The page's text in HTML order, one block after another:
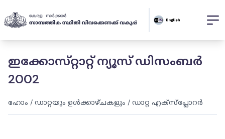
ഇക്കോസ്‌റ്റാറ്റ് ന്യൂസ് ഡിസംബർ
2002
ഹോം / ഡാറ്റയും ഉൾക്കാഴ്ചകളും / ഡാറ്റ എക്സ്പ്ലോറർ